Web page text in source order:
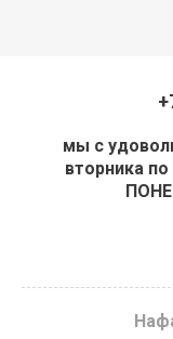
мы с
вторника